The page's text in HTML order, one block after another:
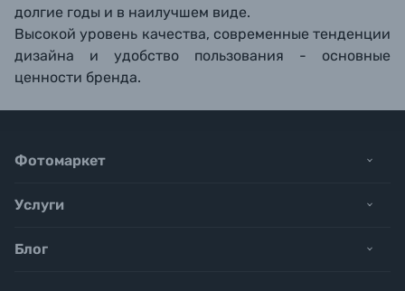
долгие годы и в наилучшем виде.
Высокой уровень качества, современные тенденции
дизайна и удобство пользования - основные
ценности бренда.
Фотомаркет
Услуги
Блог